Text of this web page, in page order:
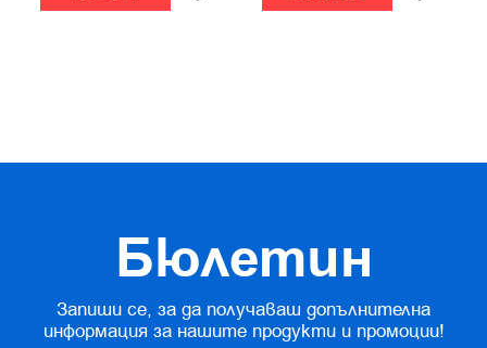
Бюлетин
Запиши се, за да получаваш допълнителна
информация за нашите продукти и промоции!